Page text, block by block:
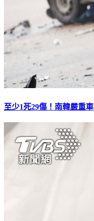
至少1死29傷！南韓嚴重